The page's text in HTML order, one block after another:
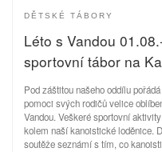
DĚTSKÉ TÁBORY
Léto s Vandou
sportovní tábor na
Pod záštitou našeho oddílu
pomoci svých rodičů velice
Vandou. Veškeré sportovní
kolem naší kanoistické loděnice.
soutěže seznámí s tím, co